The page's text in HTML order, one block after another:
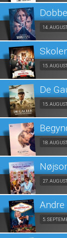
14.
15.
De
15.
18.
27.
5.